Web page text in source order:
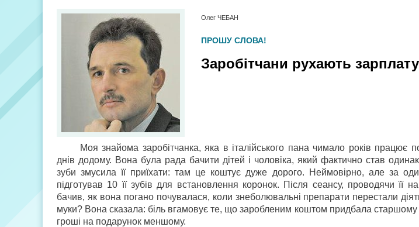
Олег ЧЕБАН
ПРОШУ СЛОВА!
Заробітчани рухають
Моя знайома заробітчанка, яка в італійського пана чимало років працює
днів додому. Вона була рада бачити дітей і чоловіка, який фактично став
зуби змусила її приїхати: там це коштує дуже дорого. Неймовірно, але за
підготував 10 її зубів для встановлення коронок. Після сеансу, проводячи її
бачив, як вона погано почувалася, коли знеболювальні препарати перестали
муки? Вона сказала: біль вгамовує те, що заробленим коштом придбала старшому
гроші на подарунок меншому.